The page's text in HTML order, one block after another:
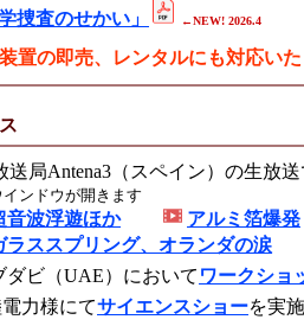
学捜査のせかい」 ←NEW! 2026.4
置の即売、レンタルにも対応い
局Antena3（スペイン）の生放
ドウが開きます
音波浮遊ほか アルミ箔爆発
ラススプリング、オランダの涙
ビ（UAE）において ワークショ
力様にてサイエンスショーを実